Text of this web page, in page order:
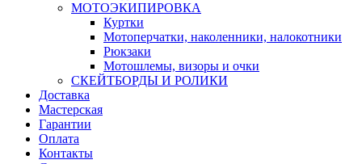
МОТОЭКИПИРОВКА
Куртки
Мотоперчатки, наколенники, налокотники
Рюкзаки
Мотошлемы, визоры и очки
СКЕЙТБОРДЫ И РОЛИКИ
Доставка
Мастерская
Гарантии
Оплата
Контакты